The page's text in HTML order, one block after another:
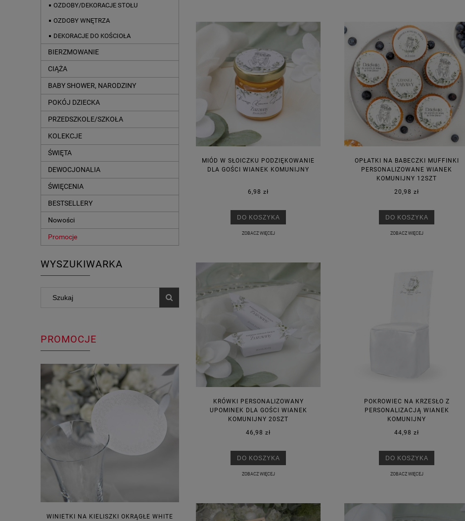
OZDOBY/DEKORACJE STOŁU
OZDOBY WNĘTRZA
DEKORACJE DO KOŚCIOŁA
BIERZMOWANIE
CIĄŻA
BABY SHOWER, NARODZINY
POKÓJ DZIECKA
PRZEDSZKOLE/SZKOŁA
KOLEKCJE
ŚWIĘTA
DEWOCJONALIA
ŚWIĘCENIA
BESTSELLERY
Nowości
Promocje
WYSZUKIWARKA
PROMOCJE
WINIETKI NA KIELISZKI OKRĄGŁE WHITE
PUDEŁECZKA PODZIĘKOWANIE ZŁOTA
MIÓD W SŁOICZKU PODZIĘKOWANIE
DLA GOŚCI WIANEK KOMUNIJNY
6,98 zł
DO KOSZYKA
ZOBACZ WIĘCEJ
OPŁATKI NA BABECZKI MUFFINKI
PERSONALIZOWANE WIANEK
KOMUNIJNY 12SZT
20,98 zł
DO KOSZYKA
ZOBACZ WIĘCEJ
KRÓWKI PERSONALIZOWANY
UPOMINEK DLA GOŚCI WIANEK
KOMUNIJNY 20SZT
46,98 zł
DO KOSZYKA
ZOBACZ WIĘCEJ
POKROWIEC NA KRZESŁO Z
PERSONALIZACJĄ WIANEK
KOMUNIJNY
44,98 zł
DO KOSZYKA
ZOBACZ WIĘCEJ